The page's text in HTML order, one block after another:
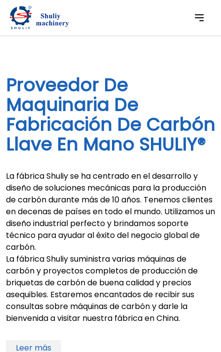
Proveedor De
Maquinaria De
Fabricación De Carbón
Llave En Mano SHULIY®
La fábrica Shuliy se ha centrado en el desarrollo y
diseño de soluciones mecánicas para la producción
de carbón durante más de 10 años. Tenemos clientes
en decenas de países en todo el mundo. Utilizamos un
diseño industrial perfecto y brindamos soporte
técnico para ayudar al éxito del negocio global de
carbón.
La fábrica Shuliy suministra varias máquinas de
carbón y proyectos completos de producción de
briquetas de carbón de buena calidad y precios
asequibles. Estaremos encantados de recibir sus
consultas sobre máquinas de carbón y darle la
bienvenida a visitar nuestra fábrica en China.
Leer más